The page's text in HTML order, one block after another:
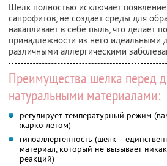
Шелк полностью исключает
сапрофитов, не создаёт среды для
накапливает в себе пыль, что делает
принадлежности из него идеальными
различными аллергическими
Преимущества шелка перед
натуральными материалами:
регулирует температурный режим
жарко летом)
гипоаллергенность (шелк –
материал, который не вызывает
реакций)